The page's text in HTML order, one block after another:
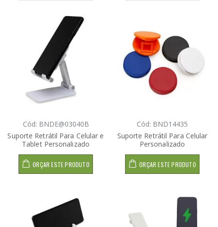
Cód: BNDE@03040B
Suporte Retrátil Para Celular e
Tablet Personalizado
ORÇAR ESTE PRODUTO
Cód: BND14435
Suporte Retrátil Para Celular
Personalizado
ORÇAR ESTE PRODUTO